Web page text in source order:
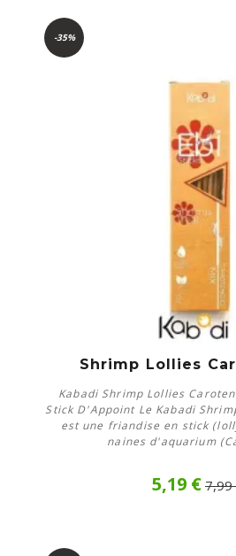
-35%
Shrimp Lollies
Kabadi Shrimp Lollies
Stick D'Appoint Le Kabadi
est une friandise en stick
naines d'aquarium
5,19 € 7,99